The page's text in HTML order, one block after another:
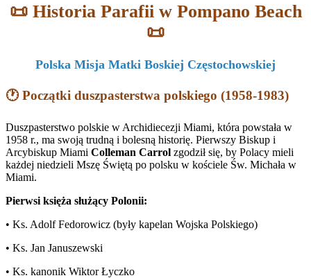
📜 Historia Parafii w Pompano Beach
📜
Polska Misja Matki Boskiej Częstochowskiej
🕐 Początki duszpasterstwa polskiego (1958-1983)
Duszpasterstwo polskie w Archidiecezji Miami, która powstała w
1958 r., ma swoją trudną i bolesną historię. Pierwszy Biskup i
Arcybiskup Miami Colleman Carrol zgodził się, by Polacy mieli
każdej niedzieli Mszę Świętą po polsku w kościele Św. Michała w
Miami.
Pierwsi księża służący Polonii:
• Ks. Adolf Fedorowicz (były kapelan Wojska Polskiego)
• Ks. Jan Januszewski
• Ks. kanonik Wiktor Łyczko